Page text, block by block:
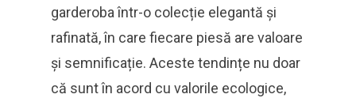
garderoba într-o colecție elegantă și
rafinată, în care fiecare piesă are valoare
și semnificație. Aceste tendințe nu doar
că sunt în acord cu valorile ecologice,